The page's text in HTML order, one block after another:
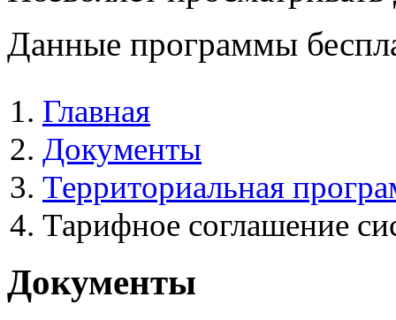
Данные программы
Главная
Документы
Территориальная
Тарифное соглашение
Документы